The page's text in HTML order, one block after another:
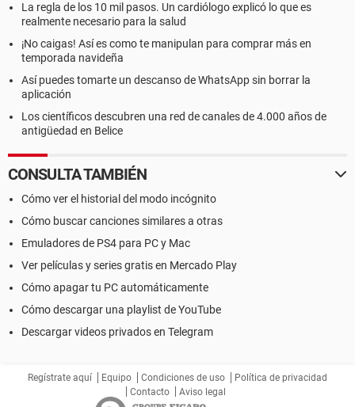
La regla de los 10 mil pasos. Un cardiólogo explicó lo que es
realmente necesario para la salud
¡No caigas! Así es como te manipulan para comprar más en
temporada navideña
Así puedes tomarte un descanso de WhatsApp sin borrar la
aplicación
Los científicos descubren una red de canales de 4.000 años de
antigüedad en Belice
CONSULTA TAMBIÉN
Cómo ver el historial del modo incógnito
Cómo buscar canciones similares a otras
Emuladores de PS4 para PC y Mac
Ver películas y series gratis en Mercado Play
Cómo apagar tu PC automáticamente
Cómo descargar una playlist de YouTube
Descargar videos privados en Telegram
Regístrate aquí Equipo Condiciones de uso
Política de privacidad
Contacto
Aviso legal